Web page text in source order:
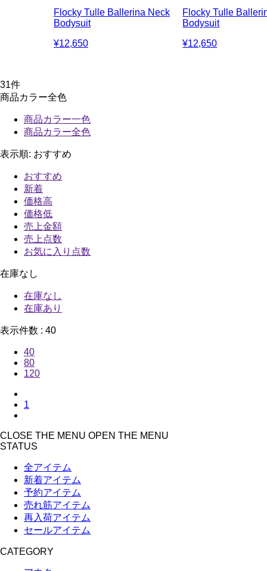
Flocky Tulle Ballerina Neck
Bodysuit
¥12,650
Flocky Tulle
Bodysuit
¥12,650
31件
商品カラー全色
商品カラー一色
商品カラー全色
表示順: おすすめ
おすすめ
新着
価格高
価格低
売上金額
売上点数
お気に入り点数
在庫なし
在庫なし
在庫あり
表示件数 : 40
40
80
120
1
CLOSE THE MENU OPEN THE MENU
STATUS
全アイテム
新着アイテム
予約アイテム
売れ筋アイテム
再入荷アイテム
セールアイテム
CATEGORY